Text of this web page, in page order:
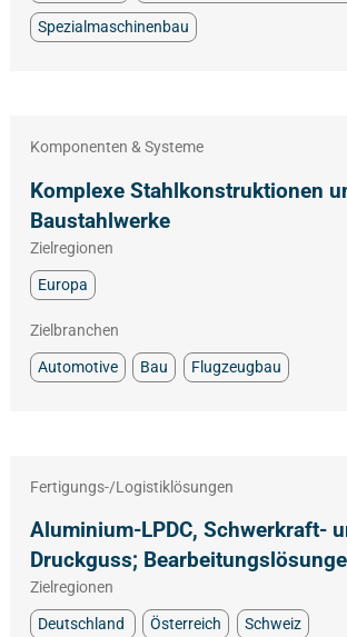
Spezialmaschinenbau
Komponenten & Systeme
Komplexe Stahlkonstruktionen
Baustahlwerke
Zielregionen
Europa
Zielbranchen
Automotive
Bau Flugzeugbau
Fertigungs-/Logistiklösungen
Aluminium-LPDC, Schwerkraft-
Druckguss;
Zielregionen
Deutschland
Österreich Schweiz